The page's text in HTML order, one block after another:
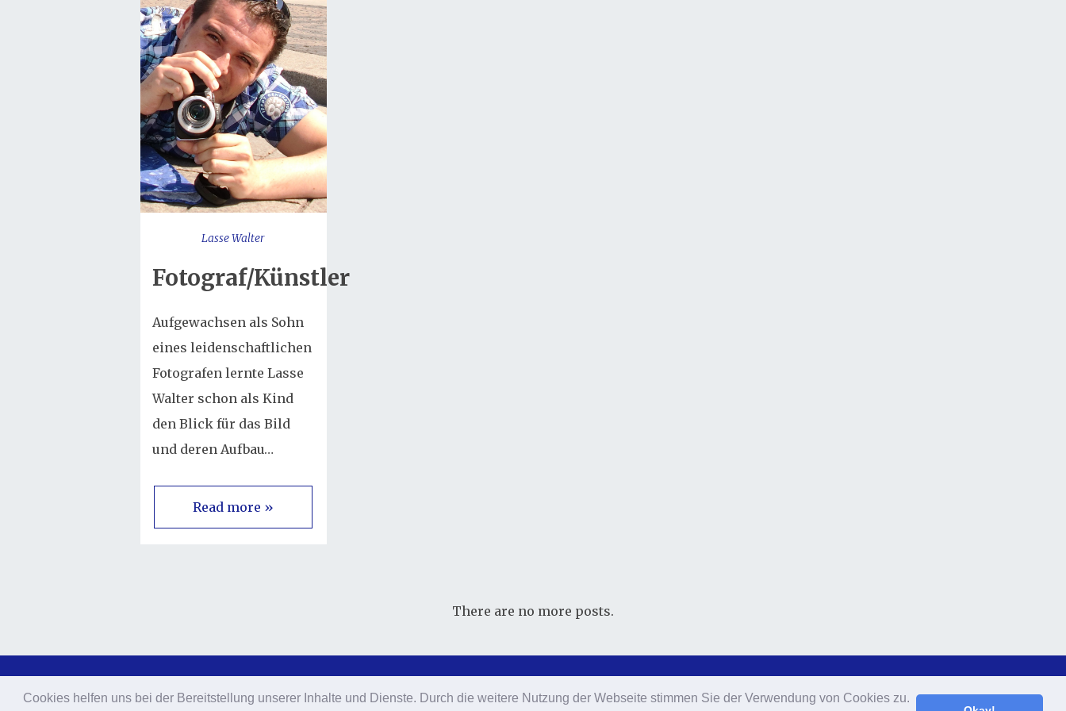
Cookies helfen uns bei der Bereitstellung unserer Inhalte und Dienste. Durch die weitere Nutzung der Webseite stimmen Sie der Verwendung von Cookies zu.
Cookies helfen uns bei der Bereitstellung unserer Inhalte und Dienste. Durch die weitere Nutzung der Webseite stimmen Sie der Verwendung von Cookies zu.
Lasse Walter
Fotograf/Künstler
Aufgewachsen als Sohn
eines leidenschaftlichen
Fotografen lernte Lasse
Walter schon als Kind
den Blick für das Bild
und deren Aufbau…
Read more »
There are no more posts.
© 2026 Lasse Walter